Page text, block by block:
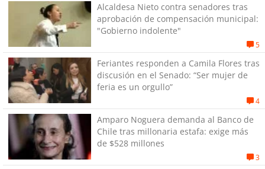
Alcaldesa Nieto contra senadores tras
aprobación de compensación municipal:
"Gobierno indolente"
5
Feriantes responden a Camila Flores tras
discusión en el Senado: “Ser mujer de
feria es un orgullo”
4
Amparo Noguera demanda al Banco de
Chile tras millonaria estafa: exige más
de $528 millones
3